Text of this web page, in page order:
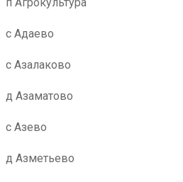
с Адаево
с Азалаково
д Азаматово
с Азево
д Азметьево